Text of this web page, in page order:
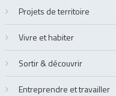
Projets de territoire
Vivre et habiter
Sortir & découvrir
Entreprendre et travailler